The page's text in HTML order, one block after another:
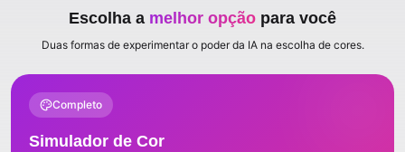
Escolha a melhor opção para você
Duas formas de experimentar o poder da IA na escolha de cores.
Completo
Simulador de Cor